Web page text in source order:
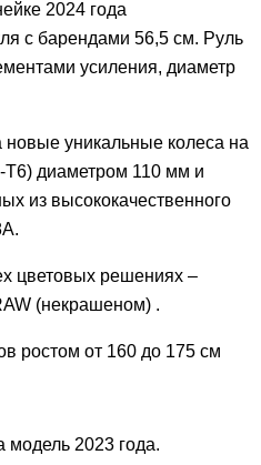
2024 года
с барендами 56,5 см. Руль
усиления, диаметр
новые уникальные колеса на
диаметром 110 мм и
из высококачественного
цветовых решениях –
(некрашеном) .
ростом от 160 до 175 см
модель 2023 года.